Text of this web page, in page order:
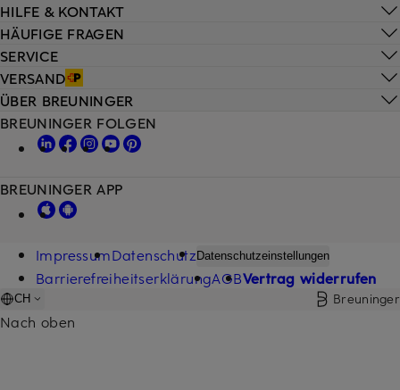
HILFE & KONTAKT
HÄUFIGE FRAGEN
SERVICE
VERSAND
ÜBER BREUNINGER
BREUNINGER FOLGEN
BREUNINGER APP
ImpressumDatenschutz Datenschutzeinstellungen
BarrierefreiheitserklärungAGBVertrag widerrufen
CH Breuninger
Nach oben